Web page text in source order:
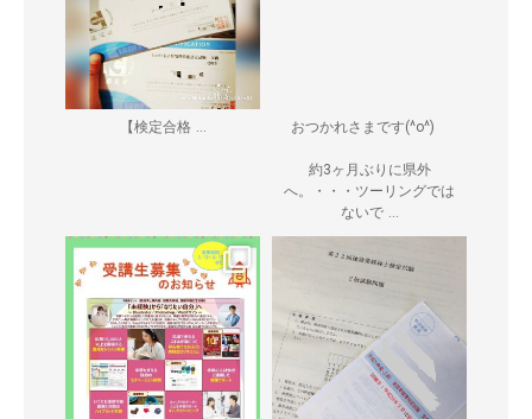
【検定合格 ... おつかれさまです(^o^)ゞ
約3ヶ月ぶりに県外
へ。・・・ツーリングでは
ないで ...